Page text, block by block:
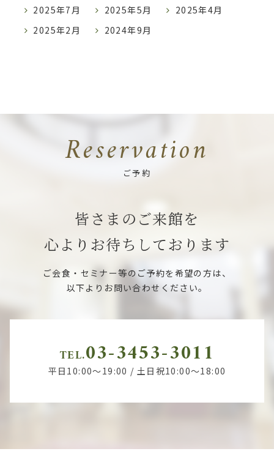
2025年7月
2025年5月
2025年4月
2025年2月
2024年9月
Reservation
ご予約
皆さまのご来館を
心よりお待ちしております
ご会食・セミナー等のご予約を希望の方は、
以下よりお問い合わせください。
TEL.03-3453-3011
平日10:00～19:00 / 土日祝10:00～18:00